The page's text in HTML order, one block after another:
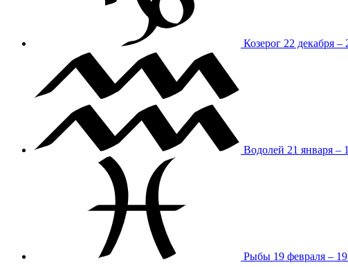
Козерог 22 декабря –
Водолей 21 января –
Рыбы 19 февраля –